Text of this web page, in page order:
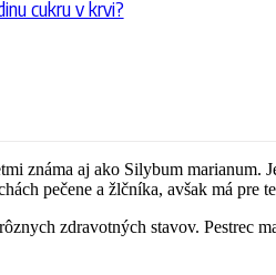
cukru v krvi?
známa aj ako Silybum marianum.
pečene a žlčníka, avšak má pre
zdravotných stavov. Pestrec